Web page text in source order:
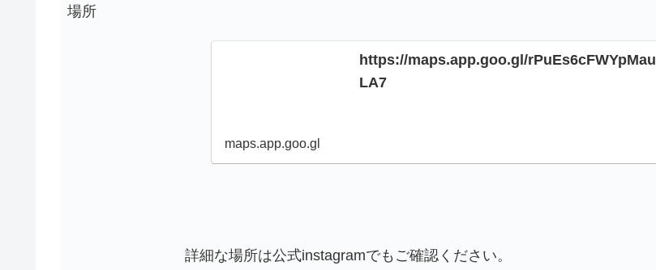
場所
https://maps.app.goo.gl/rPuEs6cFWYpMau
LA7
maps.app.goo.gl
詳細な場所は公式instagramでもご確認ください。